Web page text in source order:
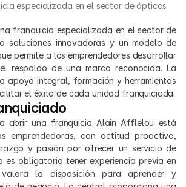
especializada en el sector de ópticas
franquicia especializada en el sector de
soluciones innovadoras y un modelo de
permite a los emprendedores desarrollar
respaldo de una marca reconocida. La
apoyo integral, formación y herramientas
el éxito de cada unidad franquiciada.
abrir una franquicia Alain Afflelou está
emprendedoras, con actitud proactiva,
y pasión por ofrecer un servicio de
es obligatorio tener experiencia previa en
la disposición para aprender y